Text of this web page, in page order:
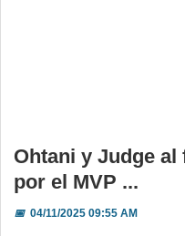
Ohtani y Judge
por el MVP ...
📅04/11/2025 09:55 AM